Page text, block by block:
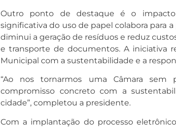
Outro ponto de destaque é o
significativa do uso de papel colabora para
diminui a geração de resíduos e reduz
e transporte de documentos. A iniciativa
Municipal com a sustentabilidade e a
“Ao nos tornarmos uma Câmara sem
compromisso concreto com a
cidade”, completou a presidente.
Com a implantação do processo